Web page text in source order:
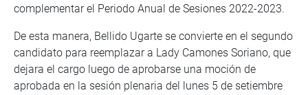
complementar el Periodo Anual de Sesiones 2022-2023.
De esta manera, Bellido Ugarte se convierte en el segundo
candidato para reemplazar a Lady Camones Soriano, que
dejara el cargo luego de aprobarse una moción de
aprobada en la sesión plenaria del lunes 5 de setiembre